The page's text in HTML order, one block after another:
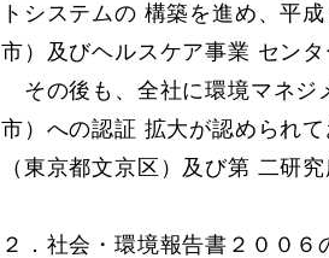
トシステムの 構築を進め、平
市）及びヘルスケア事業 セン
その後も、全社に環境マネジ
市）への認証 拡大が認められ
（東京都文京区）及び第 二研
２．社会・環境報告書２００６